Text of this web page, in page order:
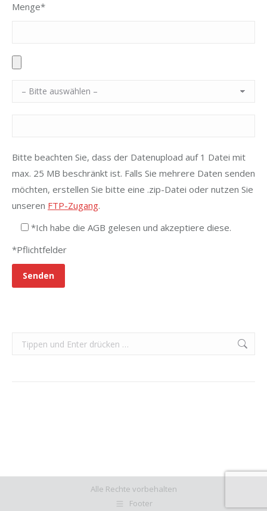
Menge*
Bitte beachten Sie, dass der Datenupload auf 1 Datei mit
max. 25 MB beschränkt ist. Falls Sie mehrere Daten senden
möchten, erstellen Sie bitte eine .zip-Datei oder nutzen Sie
unseren FTP-Zugang.
*Ich habe die AGB gelesen und akzeptiere diese.
*Pflichtfelder
Search:
Alle Rechte vorbehalten
Footer